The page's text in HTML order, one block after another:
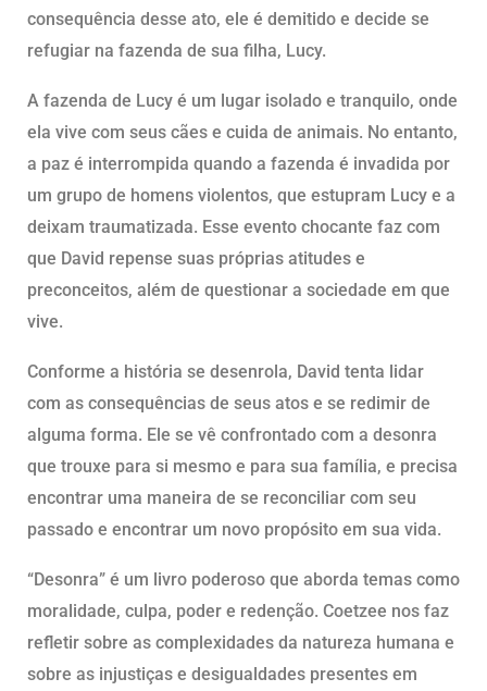
consequência desse ato, ele é demitido e decide se
refugiar na fazenda de sua filha, Lucy.
A fazenda de Lucy é um lugar isolado e tranquilo, onde
ela vive com seus cães e cuida de animais. No entanto,
a paz é interrompida quando a fazenda é invadida por
um grupo de homens violentos, que estupram Lucy e a
deixam traumatizada. Esse evento chocante faz com
que David repense suas próprias atitudes e
preconceitos, além de questionar a sociedade em que
vive.
Conforme a história se desenrola, David tenta lidar
com as consequências de seus atos e se redimir de
alguma forma. Ele se vê confrontado com a desonra
que trouxe para si mesmo e para sua família, e precisa
encontrar uma maneira de se reconciliar com seu
passado e encontrar um novo propósito em sua vida.
“Desonra” é um livro poderoso que aborda temas como
moralidade, culpa, poder e redenção. Coetzee nos faz
refletir sobre as complexidades da natureza humana e
sobre as injustiças e desigualdades presentes em